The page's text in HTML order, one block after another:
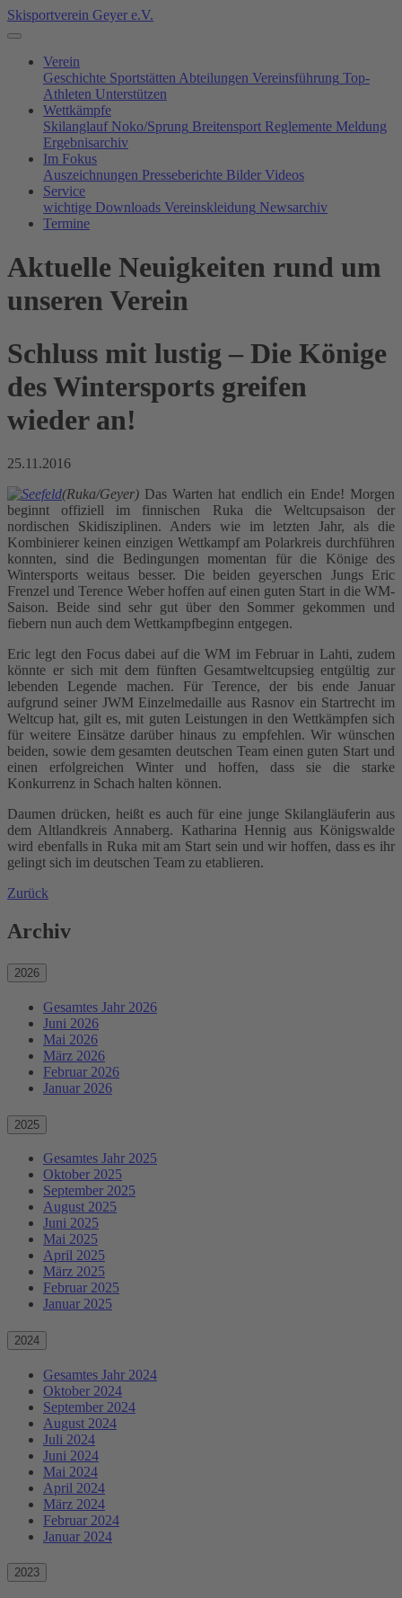
Skisportverein Geyer e.V.
Verein
Geschichte Sportstätten Abteilungen Vereinsführung Top-
Athleten Unterstützen
Wettkämpfe
Skilanglauf Noko/Sprung Breitensport Reglemente Meldung
Ergebnisarchiv
Im Fokus
Auszeichnungen Presseberichte Bilder Videos
Service
wichtige Downloads Vereinskleidung Newsarchiv
Termine
Aktuelle Neuigkeiten rund um
unseren Verein
Schluss mit lustig – Die Könige
des Wintersports greifen
wieder an!
25.11.2016
(Ruka/Geyer) Das Warten hat endlich ein Ende! Morgen
beginnt offiziell im finnischen Ruka die Weltcupsaison der
nordischen Skidisziplinen. Anders wie im letzten Jahr, als die
Kombinierer keinen einzigen Wettkampf am Polarkreis durchführen
konnten, sind die Bedingungen momentan für die Könige des
Wintersports weitaus besser. Die beiden geyerschen Jungs Eric
Frenzel und Terence Weber hoffen auf einen guten Start in die WM-
Saison. Beide sind sehr gut über den Sommer gekommen und
fiebern nun auch dem Wettkampfbeginn entgegen.
Eric legt den Focus dabei auf die WM im Februar in Lahti, zudem
könnte er sich mit dem fünften Gesamtweltcupsieg entgültig zur
lebenden Legende machen. Für Terence, der bis ende Januar
aufgrund seiner JWM Einzelmedaille aus Rasnov ein Startrecht im
Weltcup hat, gilt es, mit guten Leistungen in den Wettkämpfen sich
für weitere Einsätze darüber hinaus zu empfehlen. Wir wünschen
beiden, sowie dem gesamten deutschen Team einen guten Start und
einen erfolgreichen Winter und hoffen, dass sie die starke
Konkurrenz in Schach halten können.
Daumen drücken, heißt es auch für eine junge Skilangläuferin aus
dem Altlandkreis Annaberg. Katharina Hennig aus Königswalde
wird ebenfalls in Ruka mit am Start sein und wir hoffen, dass es ihr
gelingt sich im deutschen Team zu etablieren.
Zurück
Archiv
2026
Gesamtes Jahr 2026
Juni 2026
Mai 2026
März 2026
Februar 2026
Januar 2026
2025
Gesamtes Jahr 2025
Oktober 2025
September 2025
August 2025
Juni 2025
Mai 2025
April 2025
März 2025
Februar 2025
Januar 2025
2024
Gesamtes Jahr 2024
Oktober 2024
September 2024
August 2024
Juli 2024
Juni 2024
Mai 2024
April 2024
März 2024
Februar 2024
Januar 2024
2023